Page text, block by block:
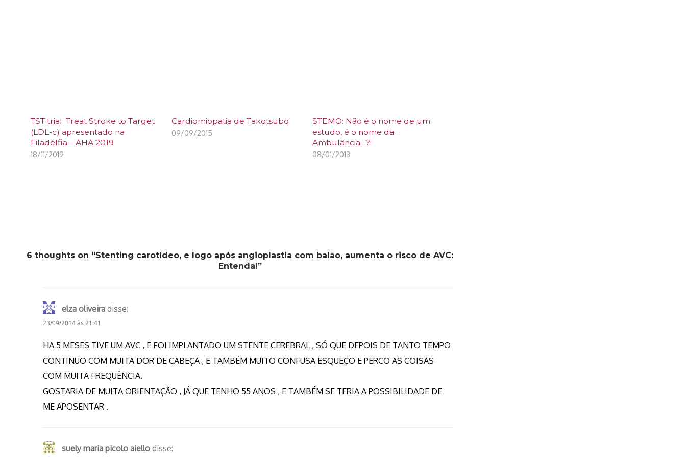
TST trial: Treat Stroke to Target
(LDL-c) apresentado na
Filadélfia – AHA 2019
18/11/2019
Cardiomiopatia de Takotsubo
09/09/2015
STEMO: Não é o nome de um
estudo, é o nome da…
Ambulância…?!
08/01/2013
6 thoughts on “Stenting carotídeo, e logo após angioplastia com balão, aumenta o risco de AVC:
Entenda!”
elza oliveira disse:
23/09/2014 às 21:41
HA 5 MESES TIVE UM AVC , E FOI IMPLANTADO UM STENTE CEREBRAL , SÓ QUE DEPOIS DE TANTO TEMPO
CONTINUO COM MUITA DOR DE CABEÇA , E TAMBÉM MUITO CONFUSA ESQUEÇO E PERCO AS COISAS
COM MUITA FREQUÊNCIA.
GOSTARIA DE MUITA ORIENTAÇÃO , JÁ QUE TENHO 55 ANOS , E TAMBÉM SE TERIA A POSSIBILIDADE DE
ME APOSENTAR .
suely maria picolo aiello disse: